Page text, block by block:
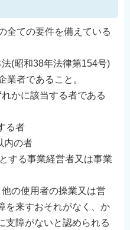
全ての要件を備えている
法(昭和38年法律第154号)
業者であること。
かに該当する者である
る者
の者
る事業経営者又は事業
の使用者の操業又は営
を来すおそれがなく、か
支障がないと認められる